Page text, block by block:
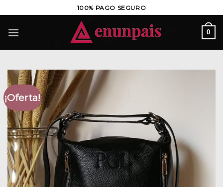
al
contenido
100% PAGO SEGURO
0
¡Oferta!